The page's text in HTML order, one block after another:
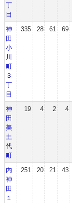
丁
目
神
田
小
川
町
３
丁
目
335 28 61 69
神
田
美
土
代
町
19 4 2 4
内
神
田
１
251 20 21 43